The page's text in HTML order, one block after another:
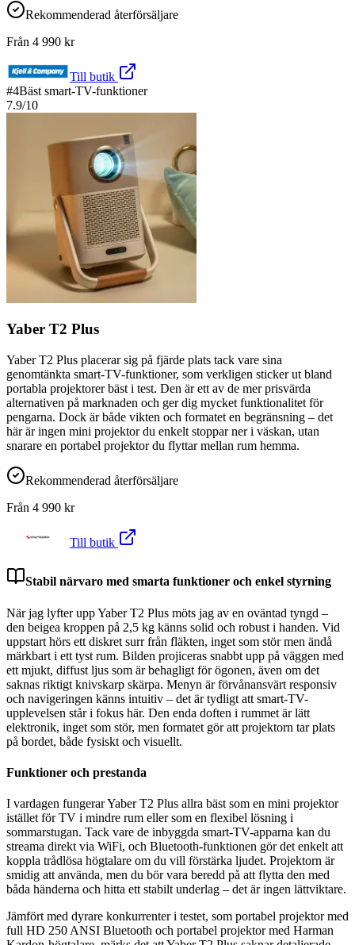
Rekommenderad återförsäljare
Från 4 990 kr
Till butik
#4Bäst smart-TV-funktioner
7.9/10
Yaber T2 Plus
Yaber T2 Plus placerar sig på fjärde plats tack vare sina
genomtänkta smart-TV-funktioner, som verkligen sticker ut bland
portabla projektorer bäst i test. Den är ett av de mer prisvärda
alternativen på marknaden och ger dig mycket funktionalitet för
pengarna. Dock är både vikten och formatet en begränsning – det
här är ingen mini projektor du enkelt stoppar ner i väskan, utan
snarare en portabel projektor du flyttar mellan rum hemma.
Rekommenderad återförsäljare
Från 4 990 kr
Till butik
Stabil närvaro med smarta funktioner och enkel styrning
När jag lyfter upp Yaber T2 Plus möts jag av en oväntad tyngd –
den beigea kroppen på 2,5 kg känns solid och robust i handen. Vid
uppstart hörs ett diskret surr från fläkten, inget som stör men ändå
märkbart i ett tyst rum. Bilden projiceras snabbt upp på väggen med
ett mjukt, diffust ljus som är behagligt för ögonen, även om det
saknas riktigt knivskarp skärpa. Menyn är förvånansvärt responsiv
och navigeringen känns intuitiv – det är tydligt att smart-TV-
upplevelsen står i fokus här. Den enda doften i rummet är lätt
elektronik, inget som stör, men formatet gör att projektorn tar plats
på bordet, både fysiskt och visuellt.
Funktioner och prestanda
I vardagen fungerar Yaber T2 Plus allra bäst som en mini projektor
istället för TV i mindre rum eller som en flexibel lösning i
sommarstugan. Tack vare de inbyggda smart-TV-apparna kan du
streama direkt via WiFi, och Bluetooth-funktionen gör det enkelt att
koppla trådlösa högtalare om du vill förstärka ljudet. Projektorn är
smidig att använda, men du bör vara beredd på att flytta den med
båda händerna och hitta ett stabilt underlag – det är ingen lättviktare.
Jämfört med dyrare konkurrenter i testet, som portabel projektor med
full HD 250 ANSI Bluetooth och portabel projektor med Harman